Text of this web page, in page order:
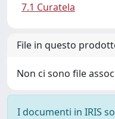
7.1 Curatela
File in questo
Non ci sono file
I documenti in IRIS